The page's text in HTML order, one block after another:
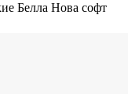
Белла Нова софт